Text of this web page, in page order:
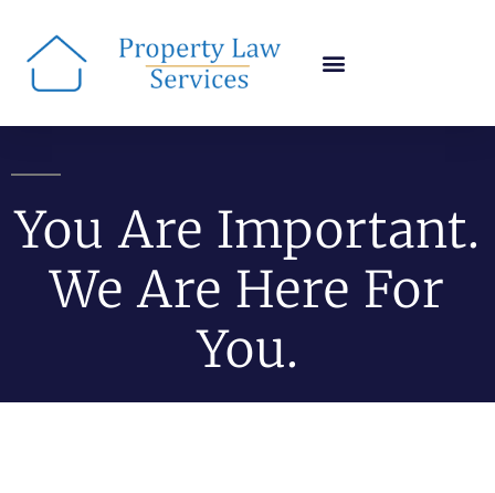
You Are Important.
We Are Here For
You.